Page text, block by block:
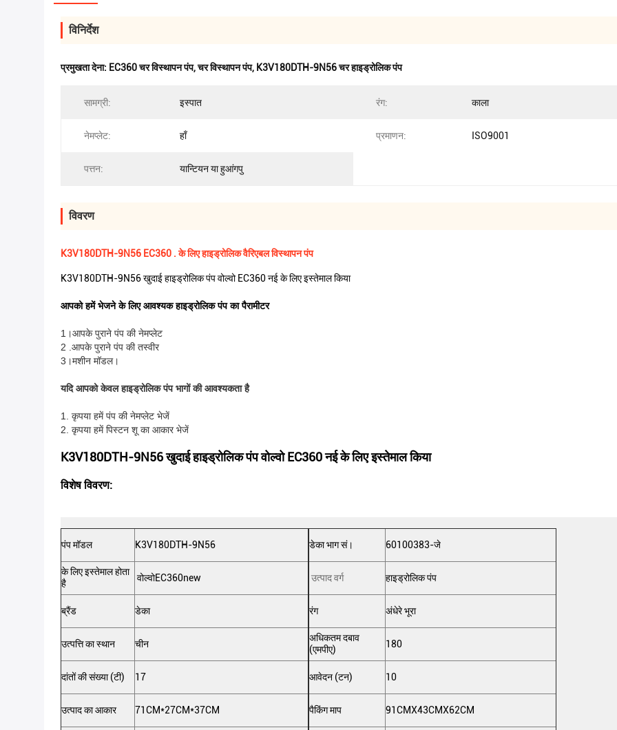
विनिर्देश
प्रमुखता देना: EC360 चर विस्थापन पंप,चर विस्थापन पंप, K3V180DTH-9N56 चर हाइड्रोलिक पंप
सामग्री: इस्पात रंग: काला
नेमप्लेट: हाँ प्रमाणन: ISO9001
पत्तन: यान्टियन या हुआंगपु
विवरण
K3V180DTH-9N56 EC360 . के लिए हाइड्रोलिक वैरिएबल विस्थापन पंप
K3V180DTH-9N56 खुदाई हाइड्रोलिक पंप वोल्वो EC360 नई के लिए इस्तेमाल किया
आपको हमें भेजने के लिए आवश्यक हाइड्रोलिक पंप का पैरामीटर
1।आपके पुराने पंप की नेमप्लेट
2 .आपके पुराने पंप की तस्वीर
3।मशीन मॉडल।
यदि आपको केवल हाइड्रोलिक पंप भागों की आवश्यकता है
1. कृपया हमें पंप की नेमप्लेट भेजें
2. कृपया हमें पिस्टन शू का आकार भेजें
K3V180DTH-9N56 खुदाई हाइड्रोलिक पंप वोल्वो EC360 नई के लिए इस्तेमाल किया
विशेष विवरण:
पंप मॉडल K3V180DTH-9N56
के लिए इस्तेमाल होता
है
वोल्वोEC360new
ब्रैंड डेका
उत्पत्ति का स्थान चीन
दांतों की संख्या (टी) 17
उत्पाद का आकार 71CM*27CM*37CM
डेका भाग सं। 60100383-जे
उत्पाद वर्ग हाइड्रोलिक पंप
रंग अंधेरे भूरा
अधिकतम दबाव
(एमपीए)
180
आवेदन (टन) 10
पैकिंग माप 91CMX43CMX62CM